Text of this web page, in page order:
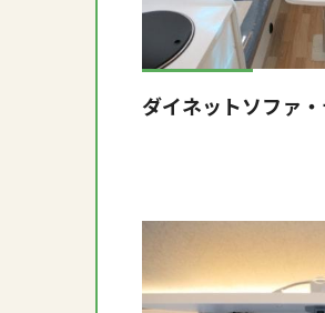
ダイネットソファ